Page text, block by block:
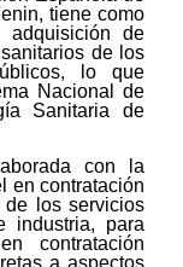
tiene como
adquisición de
de los
lo que
Nacional de
Sanitaria de
con la
en contratación
de los servicios
industria, para
contratación